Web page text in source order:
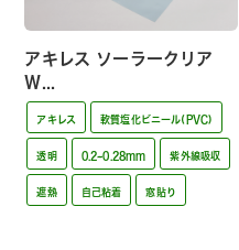
アキレス ソーラークリア
Ｗ...
アキレス 軟質塩化ビニール(PVC)
透明 0.2~0.28mm 紫外線吸収
遮熱 自己粘着 窓貼り